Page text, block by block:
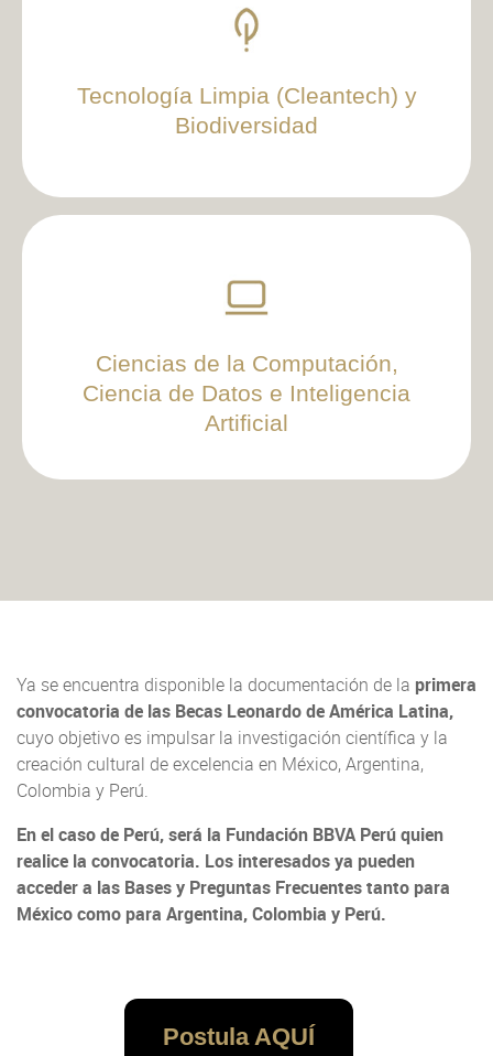
Tecnología Limpia (Cleantech) y
Biodiversidad
Ciencias de la Computación,
Ciencia de Datos e Inteligencia
Artificial
Ya se encuentra disponible la documentación de la primera
convocatoria de las Becas Leonardo de América Latina,
cuyo objetivo es impulsar la investigación científica y la
creación cultural de excelencia en México, Argentina,
Colombia y Perú.
En el caso de Perú, será la Fundación BBVA Perú quien
realice la convocatoria. Los interesados ya pueden
acceder a las Bases y Preguntas Frecuentes tanto para
México como para Argentina, Colombia y Perú.
Postula AQUÍ